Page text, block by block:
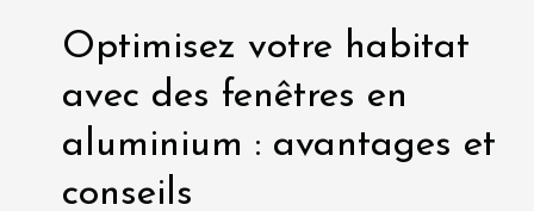
Optimisez votre habitat
avec des fenêtres en
aluminium : avantages et
conseils